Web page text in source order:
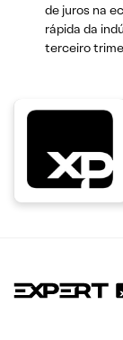
de juros na
rápida da
terceiro